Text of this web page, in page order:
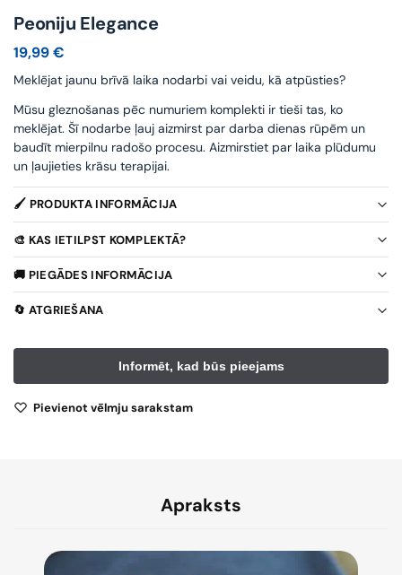
Peoniju Elegance
19,99€
Meklējat jaunu brīvā laika nodarbi vai veidu, kā atpūsties?
Mūsu gleznošanas pēc numuriem komplekti ir tieši tas, ko
meklējat. Šī nodarbe ļauj aizmirst par darba dienas rūpēm un
baudīt mierpilnu radošo procesu. Aizmirstiet par laika plūdumu
un ļaujieties krāsu terapijai.
🖌️ PRODUKTA INFORMĀCIJA
🎨 KAS IETILPST KOMPLEKTĀ?
🚚 PIEGĀDES INFORMĀCIJA
🔄 ATGRIEŠANA
Pievienot vēlmju sarakstam
Apraksts